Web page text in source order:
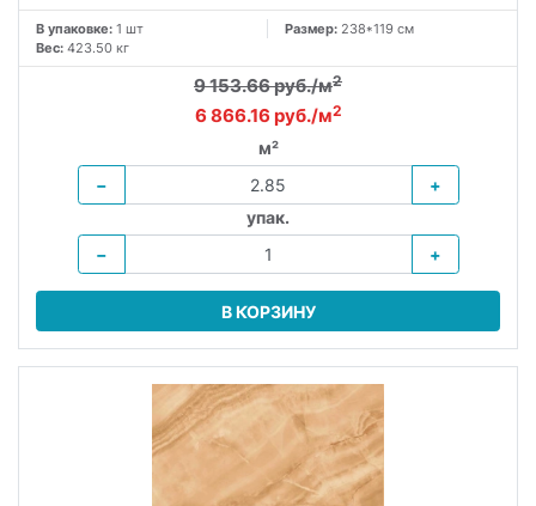
В упаковке: 1 шт Размер: 238*119 см
Вес: 423.50 кг
9 153.66 руб./м2
6 866.16 руб./м2
м²
−
+
упак.
−
+
В КОРЗИНУ